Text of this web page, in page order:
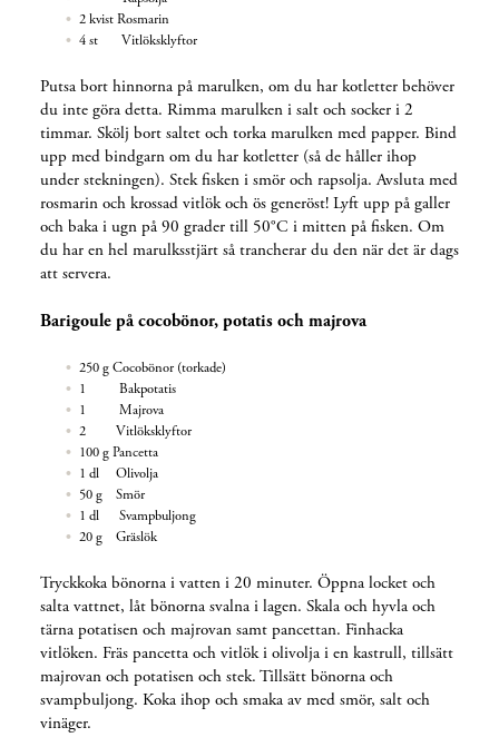
2 kvist Rosmarin
4 st Vitlöksklyftor
Putsa bort hinnorna på marulken, om du har kotletter behöver
du inte göra detta. Rimma marulken i salt och socker i 2
timmar. Skölj bort saltet och torka marulken med papper. Bind
upp med bindgarn om du har kotletter (så de håller ihop
under stekningen). Stek fisken i smör och rapsolja. Avsluta med
rosmarin och krossad vitlök och ös generöst! Lyft upp på galler
och baka i ugn på 90 grader till 50°C i mitten på fisken. Om
du har en hel marulksstjärt så trancherar du den när det är dags
att servera.
Barigoule på cocobönor, potatis och majrova
250 g Cocobönor (torkade)
1 Bakpotatis
1 Majrova
2 Vitlöksklyftor
100 g Pancetta
1 dl Olivolja
50 g Smör
1 dl Svampbuljong
20 g Gräslök
Tryckkoka bönorna i vatten i 20 minuter. Öppna locket och
salta vattnet, låt bönorna svalna i lagen. Skala och hyvla och
tärna potatisen och majrovan samt pancettan. Finhacka
vitlöken. Fräs pancetta och vitlök i olivolja i en kastrull, tillsätt
majrovan och potatisen och stek. Tillsätt bönorna och
svampbuljong. Koka ihop och smaka av med smör, salt och
vinäger.